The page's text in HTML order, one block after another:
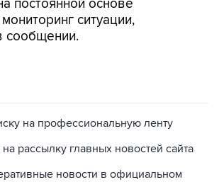
постоянной основе
ситуации,
сообщении.
на профессиональную ленту
рассылку главных новостей сайта
новости в официальном